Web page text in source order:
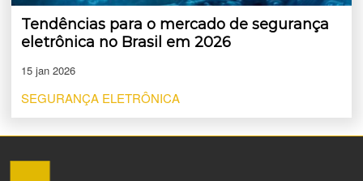
Tendências para o mercado de segurança
eletrônica no Brasil em 2026
15 jan 2026
SEGURANÇA ELETRÔNICA